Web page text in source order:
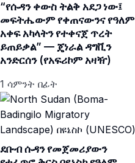
“የሱዳን ቀውስ ትልቅ አደጋ ነው፤
መፍትሔውም የቀጠናውንና የዓለም
አቀፍ አካላትን የተቀናጀ ጥረት
ይጠይቃል” — ጄነራል ዳግቪን
አንድርሰን (የአፍሪኮም አዛዥ)
1 ሳምንት በፊት
ደቡብ ሱዳን የመጀመሪያውን